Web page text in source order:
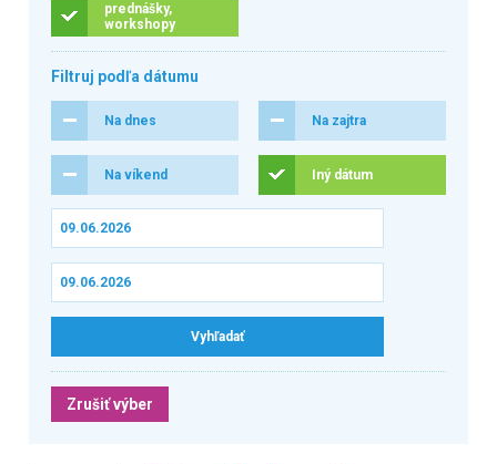
prednášky,
workshopy
Filtruj podľa dátumu
Na dnes Na zajtra
Na víkend Iný dátum
Zrušiť výber